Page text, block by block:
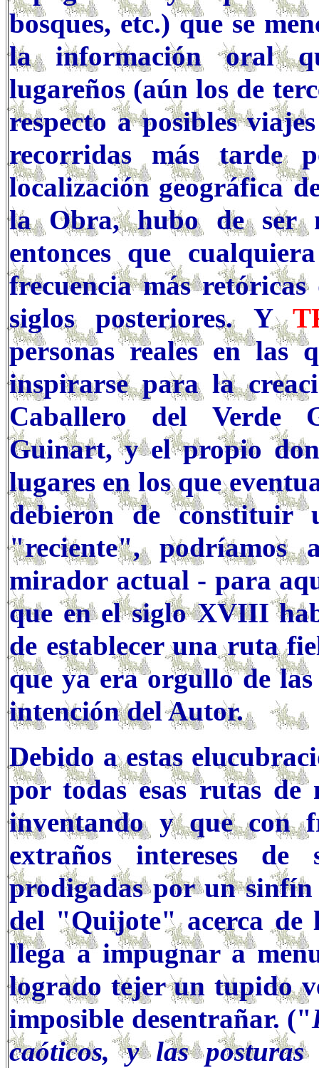
bosques, etc.) que se
la información oral
lugareños (aún los de
respecto a posibles
recorridas más tarde
localización geográfica
la Obra, hubo de ser
entonces que
frecuencia más
siglos posteriores. Y
personas reales en las
inspirarse para la
Caballero del Verde
Guinart, y el propio
lugares en los que
debieron de constituir
"reciente", podríamos
mirador actual - para
que en el siglo XVIII
de establecer una ruta
que ya era orgullo de
intención del Autor.
Debido a estas
por todas esas rutas de
inventando y que con
extraños intereses de
prodigadas por un
del "Quijote" acerca de
llega a impugnar a
logrado tejer un tupido
imposible desentrañar. ("
caóticos, y las